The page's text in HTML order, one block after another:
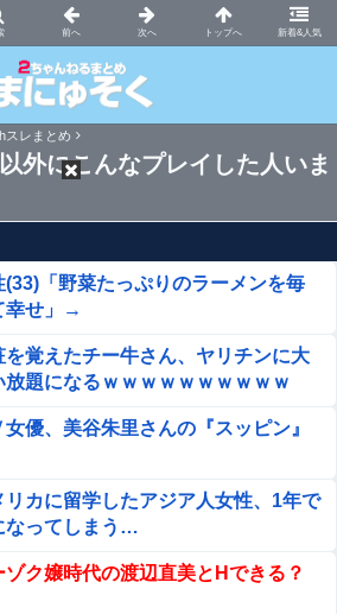
新着&人気
まとめニュース速報VIP
スレまとめ
外にこんなプレイした人いま
(33)「野菜たっぷりのラーメンを毎
幸せ」→
を覚えたチー牛さん、ヤリチンに大
題になるｗｗｗｗｗｗｗｗｗｗ
女優、美谷朱里さんの『スッピン』
リカに留学したアジア人女性、1年で
なってしまう…
ゾク嬢時代の渡辺直美とHできる？